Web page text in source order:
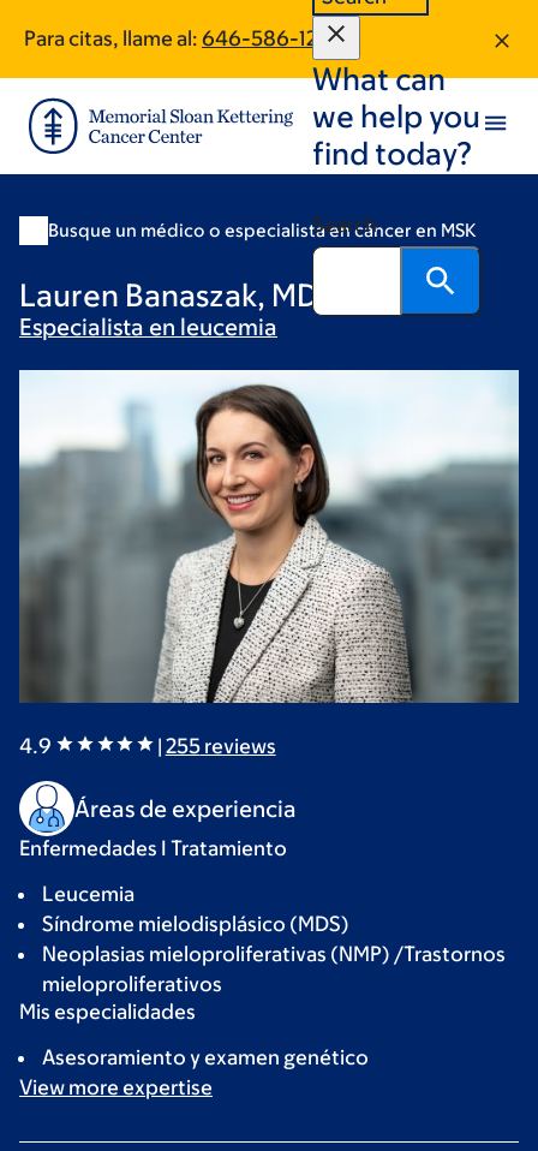
main
content
footer
Para citas, llame al: 646-586-1206
What can
we help you
find today?
Search
Busque un médico o especialista en cáncer en MSK
Lauren Banaszak, MD
Especialista en leucemia
4.9 | 255reviews
Áreas de experiencia
Enfermedades I Tratamiento
Leucemia
Síndrome mielodisplásico (MDS)
Neoplasias mieloproliferativas (NMP) /Trastornos
mieloproliferativos
Mis especialidades
Asesoramiento y examen genético
View more expertise